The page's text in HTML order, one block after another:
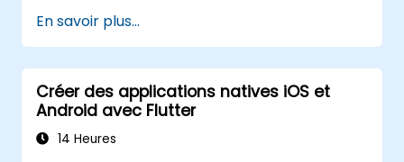
En savoir plus...
Créer des applications natives iOS et
Android avec Flutter
14 Heures